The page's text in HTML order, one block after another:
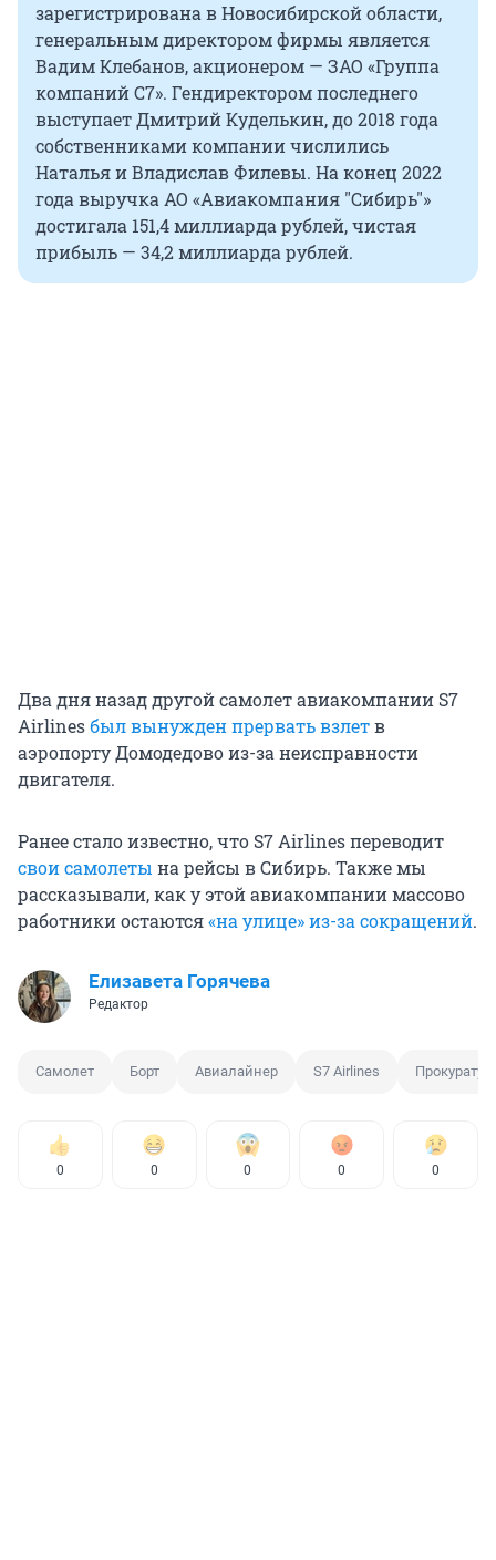
зарегистрирована в Новосибирской области,
генеральным директором фирмы является
Вадим Клебанов, акционером — ЗАО «Группа
компаний С7». Гендиректором последнего
выступает Дмитрий Куделькин, до 2018 года
собственниками компании числились
Наталья и Владислав Филевы. На конец 2022
года выручка АО «Авиакомпания "Сибирь"»
достигала 151,4 миллиарда рублей, чистая
прибыль — 34,2 миллиарда рублей.
Два дня назад другой самолет авиакомпании S7
Airlinesбыл вынужден прервать взлетв
аэропорту Домодедово из-за неисправности
двигателя.
Ранее стало известно, что S7 Airlines переводит
свои самолеты на рейсы в Сибирь. Также мы
рассказывали, как у этой авиакомпании массово
работники остаются«на улице» из-за сокращений.
Елизавета Горячева
Редактор
Самолет Борт Авиалайнер S7 Airlines
0 0 0 0 0